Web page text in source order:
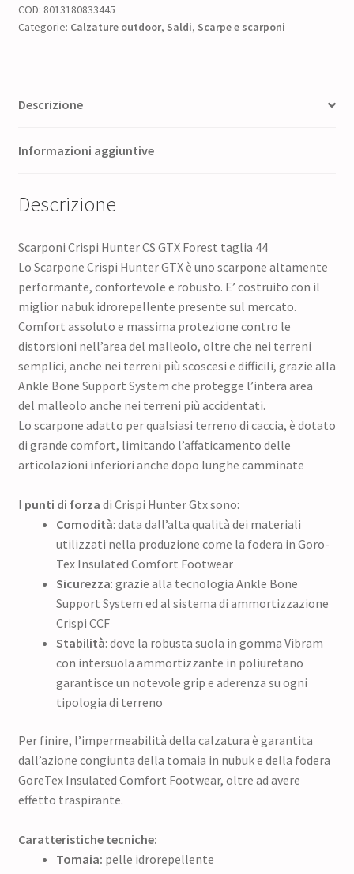
era:
è:
COD: 8013180833445
Categorie: Calzature outdoor, Saldi, Scarpe e scarponi
Descrizione
Informazioni aggiuntive
Descrizione
Scarponi Crispi Hunter CS GTX Forest taglia 44
Lo Scarpone Crispi Hunter GTX è uno scarpone altamente
performante, confortevole e robusto. E’ costruito con il
miglior nabuk idrorepellente presente sul mercato.
Comfort assoluto e massima protezione contro le
distorsioni nell’area del malleolo, oltre che nei terreni
semplici, anche nei terreni più scoscesi e difficili, grazie alla
Ankle Bone Support System che protegge l’intera area
del malleolo anche nei terreni più accidentati.
Lo scarpone adatto per qualsiasi terreno di caccia, è dotato
di grande comfort, limitando l’affaticamento delle
articolazioni inferiori anche dopo lunghe camminate
I punti di forza di Crispi Hunter Gtx sono:
Comodità: data dall’alta qualità dei materiali
utilizzati nella produzione come la fodera in Goro-
Tex Insulated Comfort Footwear
Sicurezza: grazie alla tecnologia Ankle Bone
Support System ed al sistema di ammortizzazione
Crispi CCF
Stabilità: dove la robusta suola in gomma Vibram
con intersuola ammortizzante in poliuretano
garantisce un notevole grip e aderenza su ogni
tipologia di terreno
Per finire, l’impermeabilità della calzatura è garantita
dall’azione congiunta della tomaia in nubuk e della fodera
GoreTex Insulated Comfort Footwear, oltre ad avere
effetto traspirante.
Caratteristiche tecniche:
Tomaia: pelle idrorepellente